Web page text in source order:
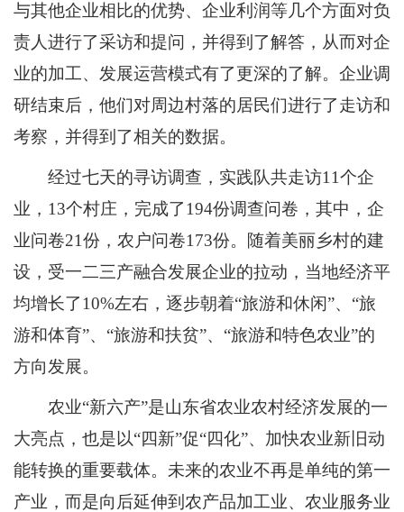
与其他企业相比的优势、企业利润等几个方面对负
责人进行了采访和提问，并得到了解答，从而对企
业的加工、发展运营模式有了更深的了解。企业调
研结束后，他们对周边村落的居民们进行了走访和
考察，并得到了相关的数据。
经过七天的寻访调查，实践队共走访11个企
业，13个村庄，完成了194份调查问卷，其中，企
业问卷21份，农户问卷173份。随着美丽乡村的建
设，受一二三产融合发展企业的拉动，当地经济平
均增长了10%左右，逐步朝着“旅游和休闲”、“旅
游和体育”、“旅游和扶贫”、“旅游和特色农业”的
方向发展。
农业“新六产”是山东省农业农村经济发展的一
大亮点，也是以“四新”促“四化”、加快农业新旧动
能转换的重要载体。未来的农业不再是单纯的第一
产业，而是向后延伸到农产品加工业、农业服务业